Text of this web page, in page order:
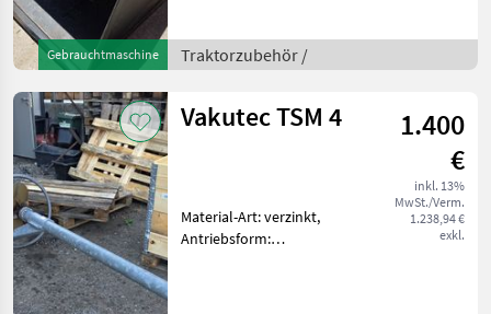
Gebrauchtmaschine Traktorzubehör /
Vakutec TSM 4
1.400
€
inkl. 13%
MwSt./Verm.
1.238,94 €
exkl.
Material-Art: verzinkt,
Antriebsform: